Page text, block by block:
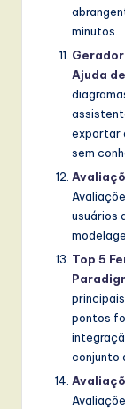
minutos.
Gerador
Ajuda
exportar
sem
usuários
Top 5
pontos
conjunto